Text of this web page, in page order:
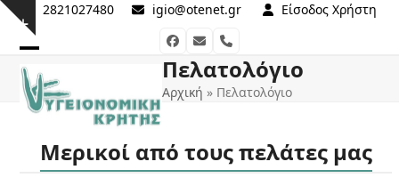
Skip
content
Show
notice
2821027480 igio@otenet.gr Είσοδος Χρήστη
Facebook
EmailPhone
Open
mobile
Close
mobile
Πελατολόγιο
Αρχική » Πελατολόγιο
Μερικοί από τους πελάτες μας